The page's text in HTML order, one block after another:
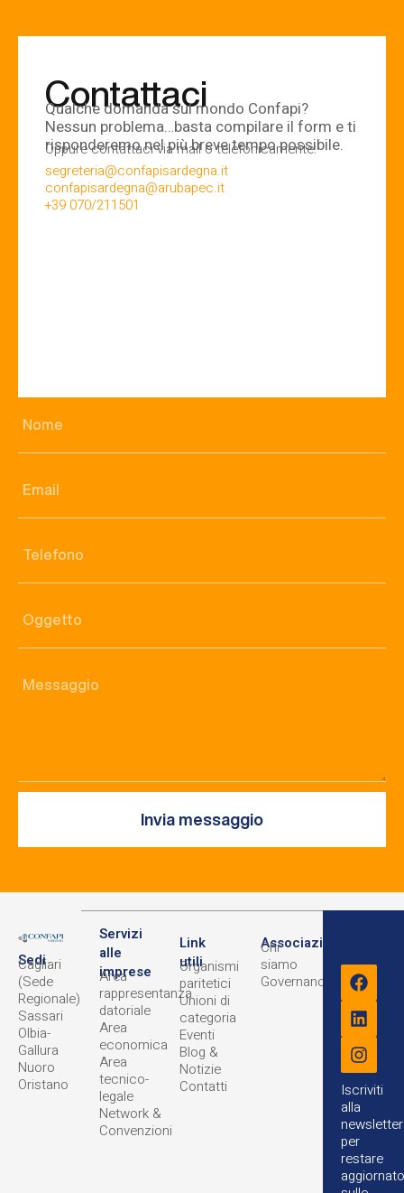
Contattaci
Qualche domanda sul mondo Confapi?
Nessun problema…basta compilare il form e ti
risponderemo nel più breve tempo possibile.
Oppure contattaci via mail o telefonicamente:
segreteria@confapisardegna.it
confapisardegna@arubapec.it
+39 070/211501
Invia messaggio
Sedi
Cagliari
(Sede
Regionale)
Sassari
Olbia-
Gallura
Nuoro
Oristano
Servizi
alle
imprese
Area
rappresentanza
datoriale
Area
economica
Area
tecnico-
legale
Network &
Convenzioni
Link
utili
Organismi
paritetici
Unioni di
categoria
Eventi
Blog &
Notizie
Contatti
Associazione
Chi
siamo
Governance
Iscriviti
alla
newsletter
per
restare